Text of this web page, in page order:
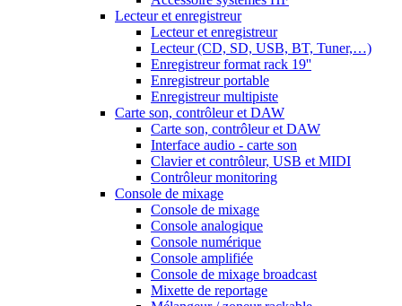
Lecteur et enregistreur
Lecteur et enregistreur
Lecteur (CD, SD, USB, BT, Tuner,…)
Enregistreur format rack 19''
Enregistreur portable
Enregistreur multipiste
Carte son, contrôleur et DAW
Carte son, contrôleur et DAW
Interface audio - carte son
Clavier et contrôleur, USB et MIDI
Contrôleur monitoring
Console de mixage
Console de mixage
Console analogique
Console numérique
Console amplifiée
Console de mixage broadcast
Mixette de reportage